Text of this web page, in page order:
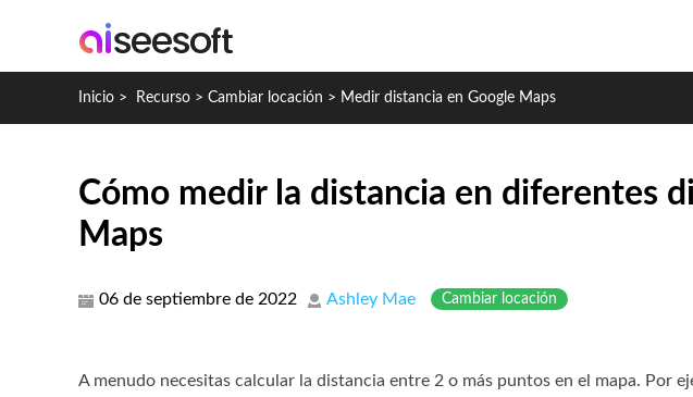
Inicio > Recurso > Cambiar locación > Medir distancia en Google Maps
Cómo medir la distancia en diferentes
Maps
06 de septiembre de 2022 Ashley Mae Cambiar locación
A menudo necesitas calcular la distancia entre 2 o más puntos en el mapa. Por